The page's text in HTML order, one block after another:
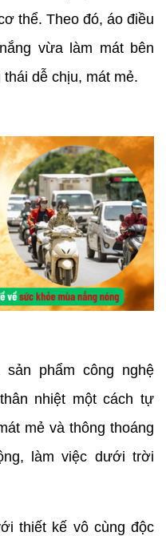
thể. Theo đó, áo điều
vừa làm mát bên
dễ chịu, mát mẻ.
phẩm công nghệ
nhiệt một cách tự
mẻ và thông thoáng
làm việc dưới trời
thiết kế vô cùng độc